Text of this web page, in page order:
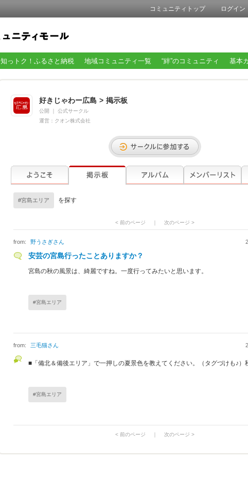
コミュニティトップ ログイン
知っトク！ふるさと納税 地域コミュニティ一覧 “絆”のコミュニティ 基本
好きじゃわー広島 > 掲示板
公開
公式サークル
運営： クオン株式会社
#宮島エリア を探す
< 前のページ 次のページ >
from: 野うさぎさん
安芸の宮島行ったことありますか？
宮島の秋の風景は、綺麗ですね。一度行ってみたいと思います。
#宮島エリア
from: 三毛猫さん
■「備北＆備後エリア」で一押しの夏景色を教えてください。（タグづけも♪）
#宮島エリア
< 前のページ 次のページ >